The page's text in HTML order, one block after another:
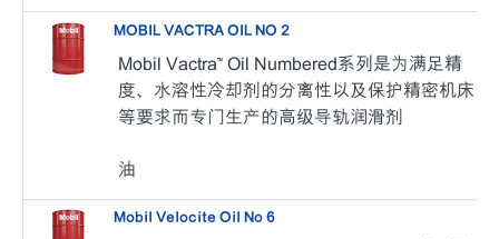
MOBIL VACTRA OIL NO 2
Mobil Vactra™ Oil Numbered系列是为满足精
度、水溶性冷却剂的分离性以及保护精密机床
等要求而专门生产的高级导轨润滑剂
油
Mobil Velocite Oil No 6